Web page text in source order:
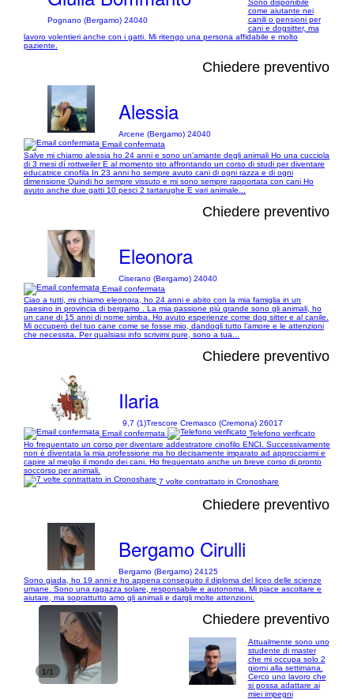
Pognano (Bergamo) 24040
Sono disponibile
come aiutante nei
canili o pensioni per
cani e dogsitter, ma
lavoro volentieri anche con i gatti. Mi ritengo una persona affidabile e molto
paziente.
Chiedere preventivo
Alessia
Arcene (Bergamo) 24040
Email confermata
Salve mi chiamo alessia ho 24 anni e sono un’amante degli animali Ho una cucciola
di 3 mesi dí rottweiler E al momento sto affrontando un corso di studi per diventare
educatrice cinofila In 23 anni ho sempre avuto cani di ogni razza e di ogni
dimensione Quindi ho sempre vissuto e mi sono sempre rapportata con cani Ho
avuto anche due gatti 10 pesci 2 tartarughe E vari animale...
Chiedere preventivo
Eleonora
Ciserano (Bergamo) 24040
Email confermata
Ciao a tutti, mi chiamo eleonora, ho 24 anni e abito con la mia famiglia in un
paesino in provincia di bergamo . La mia passione più grande sono gli animali, ho
un cane di 15 anni di nome simba. Ho avuto esperienze come dog sitter e al canile.
Mi occuperò del tuo cane come se fosse mio, dandogli tutto l’amore e le attenzioni
che necessita. Per qualsiasi info scrivimi pure, sono a tua...
Chiedere preventivo
Ilaria
9,7 (1)Trescore Cremasco (Cremona) 26017
Email confermata
Telefono verificato
Ho frequentato un corso per diventare addestratore cinofilo ENCI. Successivamente
non è diventata la mia professione ma ho decisamente imparato ad approcciarmi e
capire al meglio il mondo dei cani. Ho frequentato anche un breve corso di pronto
soccorso per animali.
7 volte contrattato in Cronoshare
Chiedere preventivo
Bergamo Cirulli
Bergamo (Bergamo) 24125
Sono giada, ho 19 anni e ho appena conseguito il diploma del liceo delle scienze
umane. Sono una ragazza solare, responsabile e autonoma. Mi piace ascoltare e
aiutare, ma soprattutto amo gli animali e dargli molte attenzioni.
1/1
Chiedere preventivo
Attualmente sono uno
studente di master
che mi occupa solo 2
giorni alla settimana.
Cerco uno lavoro che
si possa adattare ai
miei impegni